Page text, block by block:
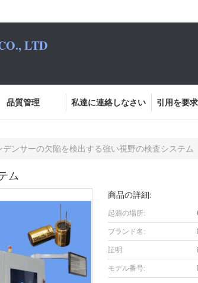
LTD
品質管理 私達に連絡しなさい 引用を要
デンサーの欠陥を検出する強い視野の検査システム
ム
商品の詳細:
起源の場所:
ブランド名:
証明:
モデル番号: